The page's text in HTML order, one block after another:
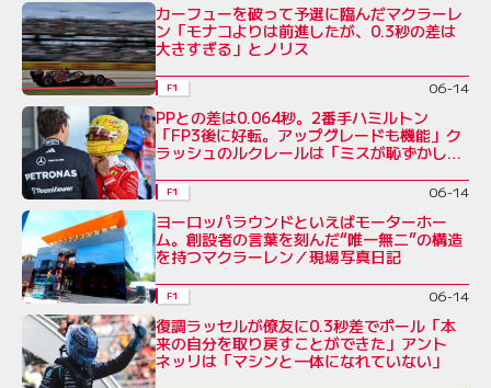
カーフューを破って予選に臨んだマクラーレ
ン「モナコよりは前進したが、0.3秒の差は
大きすぎる」とノリス
F1 06-14
PPとの差は0.064秒。2番手ハミルトン
「FP3後に好転。アップグレードも機能」ク
ラッシュのルクレールは「ミスが恥ずかし
F1 06-14
ヨーロッパラウンドといえばモーターホー
ム。創設者の言葉を刻んだ“唯一無二”の構造
を持つマクラーレン／現場写真日記
F1 06-14
復調ラッセルが僚友に0.3秒差でポール「本
来の自分を取り戻すことができた」アント
ネッリは「マシンと一体になれていない」